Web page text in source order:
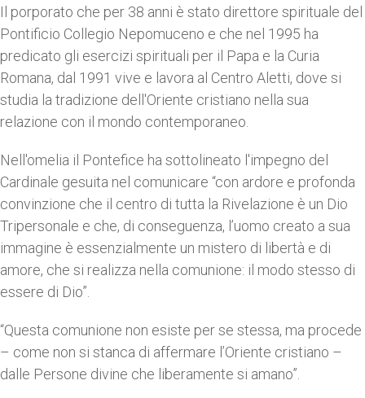
Il porporato che per 38 anni è stato direttore spirituale del
Pontificio Collegio Nepomuceno e che nel 1995 ha
predicato gli esercizi spirituali per il Papa e la Curia
Romana, dal 1991 vive e lavora al Centro Aletti, dove si
studia la tradizione dell'Oriente cristiano nella sua
relazione con il mondo contemporaneo.
Nell'omelia il Pontefice ha sottolineato l'impegno del
Cardinale gesuita nel comunicare “con ardore e profonda
convinzione che il centro di tutta la Rivelazione è un Dio
Tripersonale e che, di conseguenza, l’uomo creato a sua
immagine è essenzialmente un mistero di libertà e di
amore, che si realizza nella comunione: il modo stesso di
essere di Dio”.
“Questa comunione non esiste per se stessa, ma procede
– come non si stanca di affermare l’Oriente cristiano –
dalle Persone divine che liberamente si amano”.